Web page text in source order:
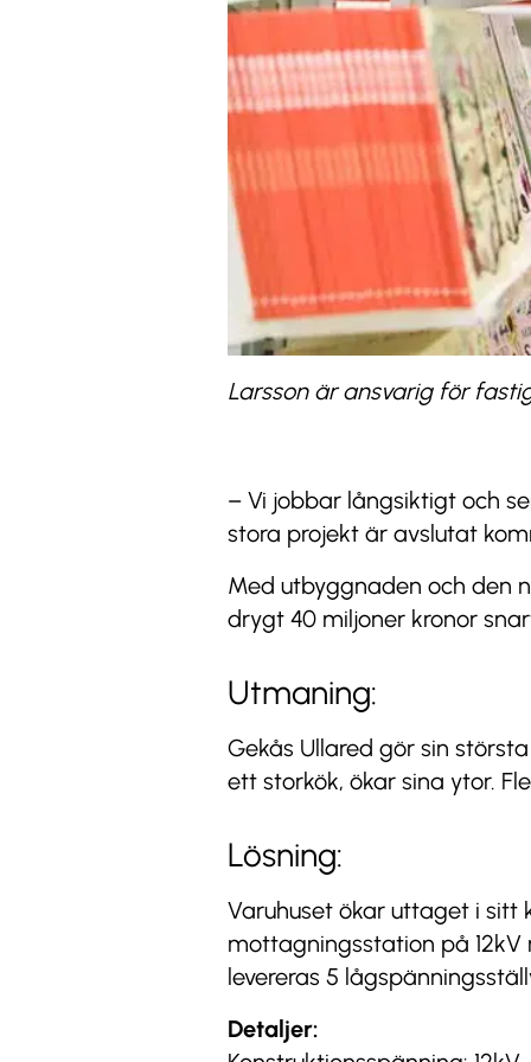
Larsson är ansvarig för
– Vi jobbar långsiktigt och
stora projekt är avslutat
Med utbyggnaden och den
drygt 40 miljoner kronor
Utmaning:
Gekås Ullared gör sin
ett storkök, ökar sina ytor.
Lösning:
Varuhuset ökar uttaget i sitt
mottagningsstation på
levereras 5
Detaljer: